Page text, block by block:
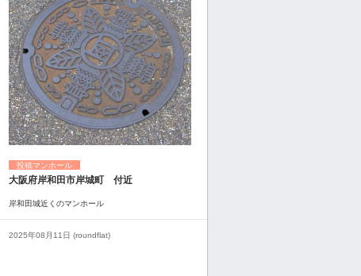
投稿マンホール
大阪府岸和田市岸城町 付近
岸和田城近くのマンホール
2025年08月11日 (roundflat)